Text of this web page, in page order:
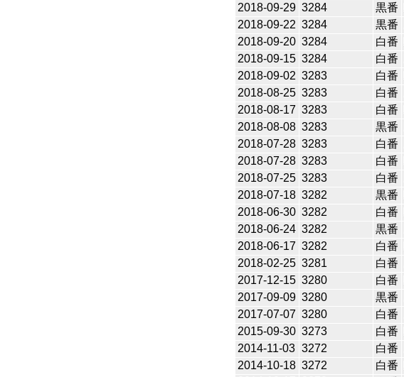
2018-09-29 3284 黒番
2018-09-22 3284 黒番
2018-09-20 3284 白番
2018-09-15 3284 白番
2018-09-02 3283 白番
2018-08-25 3283 白番
2018-08-17 3283 白番
2018-08-08 3283 黒番
2018-07-28 3283 白番
2018-07-28 3283 白番
2018-07-25 3283 白番
2018-07-18 3282 黒番
2018-06-30 3282 白番
2018-06-24 3282 黒番
2018-06-17 3282 白番
2018-02-25 3281 白番
2017-12-15 3280 白番
2017-09-09 3280 黒番
2017-07-07 3280 白番
2015-09-30 3273 白番
2014-11-03 3272 白番
2014-10-18 3272 白番